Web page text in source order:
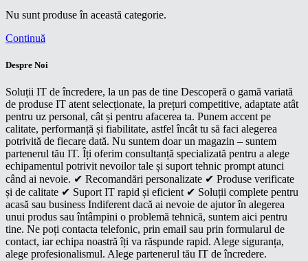
Nu sunt produse în această categorie.
Continuă
Despre Noi
Soluții IT de încredere, la un pas de tine Descoperă o gamă variată
de produse IT atent selecționate, la prețuri competitive, adaptate atât
pentru uz personal, cât și pentru afacerea ta. Punem accent pe
calitate, performanță și fiabilitate, astfel încât tu să faci alegerea
potrivită de fiecare dată. Nu suntem doar un magazin – suntem
partenerul tău IT. Îți oferim consultanță specializată pentru a alege
echipamentul potrivit nevoilor tale și suport tehnic prompt atunci
când ai nevoie. ✔ Recomandări personalizate ✔ Produse verificate
și de calitate ✔ Suport IT rapid și eficient ✔ Soluții complete pentru
acasă sau business Indiferent dacă ai nevoie de ajutor în alegerea
unui produs sau întâmpini o problemă tehnică, suntem aici pentru
tine. Ne poți contacta telefonic, prin email sau prin formularul de
contact, iar echipa noastră îți va răspunde rapid. Alege siguranța,
alege profesionalismul. Alege partenerul tău IT de încredere.